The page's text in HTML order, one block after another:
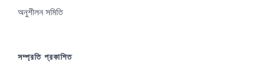
অনুশীলন সমিতি
সম্প্রতি প্রকাশিত